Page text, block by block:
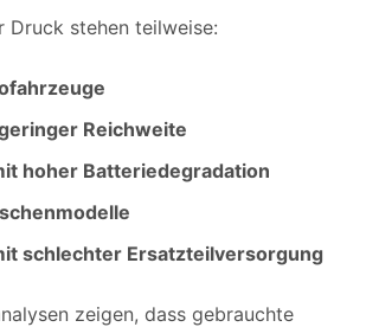
Druck stehen teilweise:
Reichweite
hoher Batteriedegradation
schlechter Ersatzteilversorgung
zeigen, dass gebrauchte